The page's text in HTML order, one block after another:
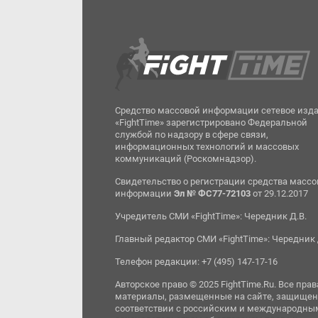
Средство массовой информации сетевое
«FightTime» зарегистрировано Федеральной
службой по надзору в сфере связи,
информационных технологий и массовых
коммуникаций (Роскомнадзор).
Свидетельство о регистрации средства
информацииЭл № ФС77-72103 от 29.12.2017
Учредитель СМИ «FightTime»: Чередник Д.В.
Главный редактор СМИ «FightTime»: Чередник
Телефон редакции: +7 (495) 147-17-16
Авторское право © 2025 FightTime.Ru. Все
материалы, размещенные на сайте,
соответствии с российским и